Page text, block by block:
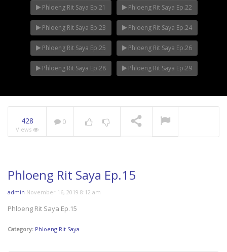
Phloeng Rit Saya Ep.21 Phloeng Rit Saya Ep.22
Phloeng Rit Saya Ep.23 Phloeng Rit Saya Ep.24
Phloeng Rit Saya Ep.25 Phloeng Rit Saya Ep.26
Phloeng Rit Saya Ep.28 Phloeng Rit Saya Ep.29
428
Views
0
Phloeng Rit Saya Ep.15
admin November 16, 2019 8:12 am
Phloeng Rit Saya Ep.15
Category: Phloeng Rit Saya